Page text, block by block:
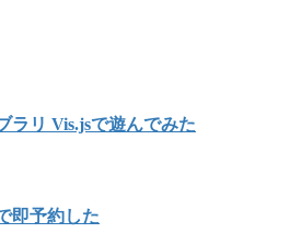
ラリ Vis.jsで遊んでみた
即予約した